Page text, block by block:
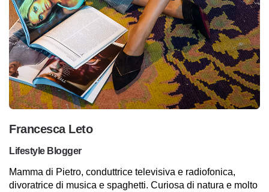
Francesca Leto
Lifestyle Blogger
Mamma di Pietro, conduttrice televisiva e radiofonica,
divoratrice di musica e spaghetti. Curiosa di natura e molto